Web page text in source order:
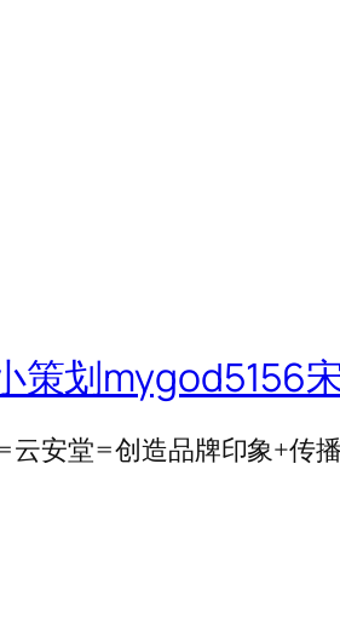
策划mygod5156
安堂=创造品牌印象+传